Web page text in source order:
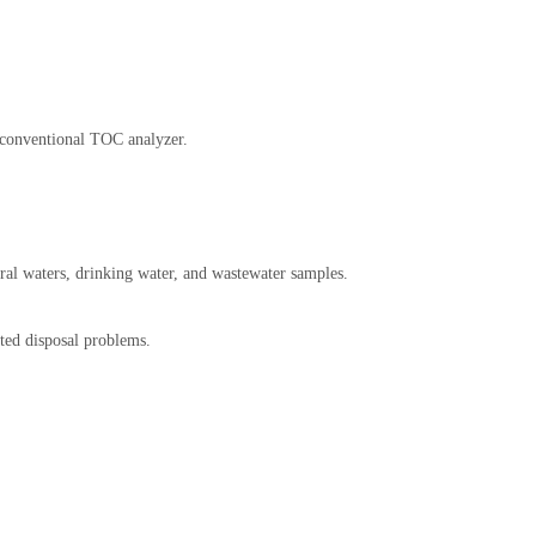
TOC analyzer.
waters, drinking water, and wastewater samples.
disposal problems.